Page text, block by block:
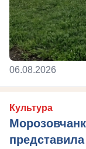
06.08.2026
Культура